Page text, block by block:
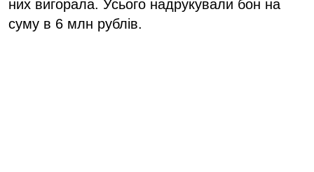
них вигорала. Усього надрукували бон на
суму в 6 млн рублів.